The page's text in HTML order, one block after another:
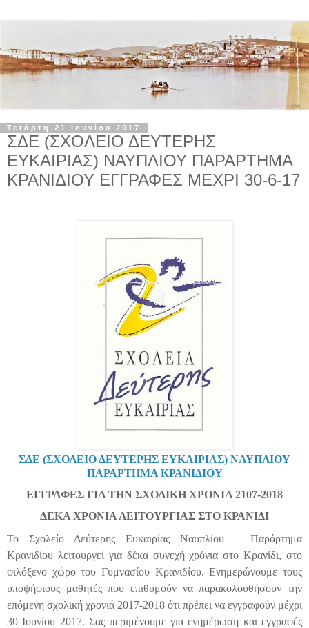
Τετάρτη 21 Ιουνίου 2017
ΣΔΕ (ΣΧΟΛΕΙΟ ΔΕΥΤΕΡΗΣ
ΕΥΚΑΙΡΙΑΣ) ΝΑΥΠΛΙΟΥ ΠΑΡΑΡΤΗΜΑ
ΚΡΑΝΙΔΙΟΥ ΕΓΓΡΑΦΕΣ ΜΕΧΡΙ 30-6-17
ΣΔΕ (ΣΧΟΛΕΙΟ ΔΕΥΤΕΡΗΣ ΕΥΚΑΙΡΙΑΣ) ΝΑΥΠΛΙΟΥ
ΠΑΡΑΡΤΗΜΑ ΚΡΑΝΙΔΙΟΥ
ΕΓΓΡΑΦΕΣ ΓΙΑ ΤΗΝ ΣΧΟΛΙΚΗ ΧΡΟΝΙΑ 2107-2018
ΔΕΚΑ ΧΡΟΝΙΑ ΛΕΙΤΟΥΡΓΙΑΣ ΣΤΟ ΚΡΑΝΙΔΙ
Το Σχολείο Δεύτερης Ευκαιρίας Ναυπλίου – Παράρτημα
Κρανιδίου λειτουργεί για δέκα συνεχή χρόνια στο Κρανίδι, στο
φιλόξενο χώρο του Γυμνασίου Κρανιδίου. Ενημερώνουμε τους
υποψήφιους μαθητές που επιθυμούν να παρακολουθήσουν την
επόμενη σχολική χρονιά 2017-2018 ότι πρέπει να εγγραφούν μέχρι
30 Ιουνίου 2017. Σας περιμένουμε για ενημέρωση και εγγραφές